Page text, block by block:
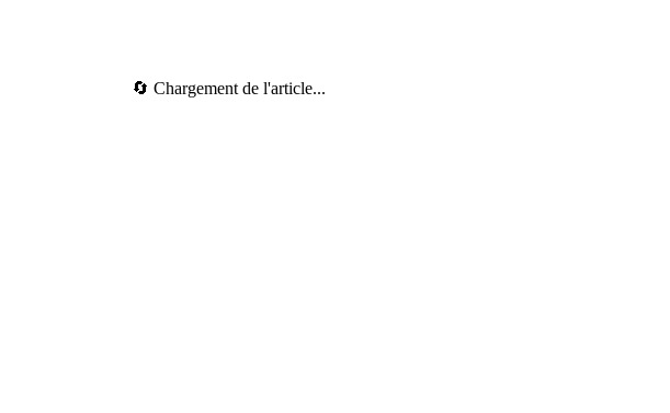
🔄 Chargement de l'article...